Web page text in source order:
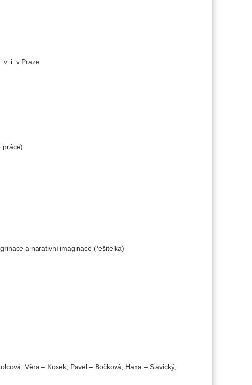
v. i. v Praze
práce)
a narativní imaginace (řešitelka)
Věra – Kosek, Pavel – Bočková, Hana – Slavický,